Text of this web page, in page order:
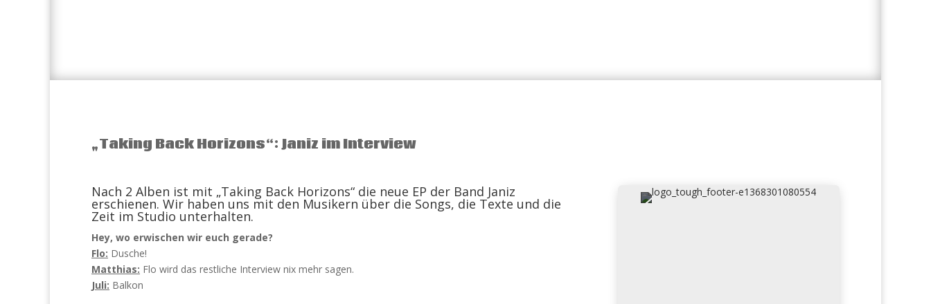
„Taking Back Horizons“: Janiz im Interview
Nach 2 Alben ist mit „Taking Back Horizons“ die neue EP der Band Janiz
erschienen. Wir haben uns mit den Musikern über die Songs, die Texte und die
Zeit im Studio unterhalten.
Hey, wo erwischen wir euch gerade?
Flo: Dusche!
Matthias: Flo wird das restliche Interview nix mehr sagen.
Juli: Balkon